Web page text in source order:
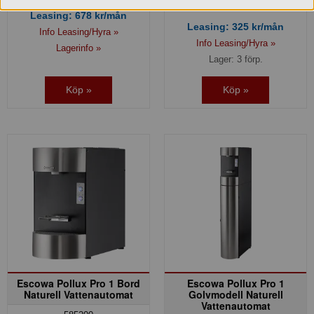
Leasing: 678 kr/mån
Info Leasing/Hyra »
Lagerinfo »
Köp »
Leasing: 325 kr/mån
Info Leasing/Hyra »
Lager: 3 förp.
Köp »
Escowa Pollux Pro 1 Bord
Naturell Vattenautomat
Escowa Pollux Pro 1
Golvmodell Naturell
Vattenautomat